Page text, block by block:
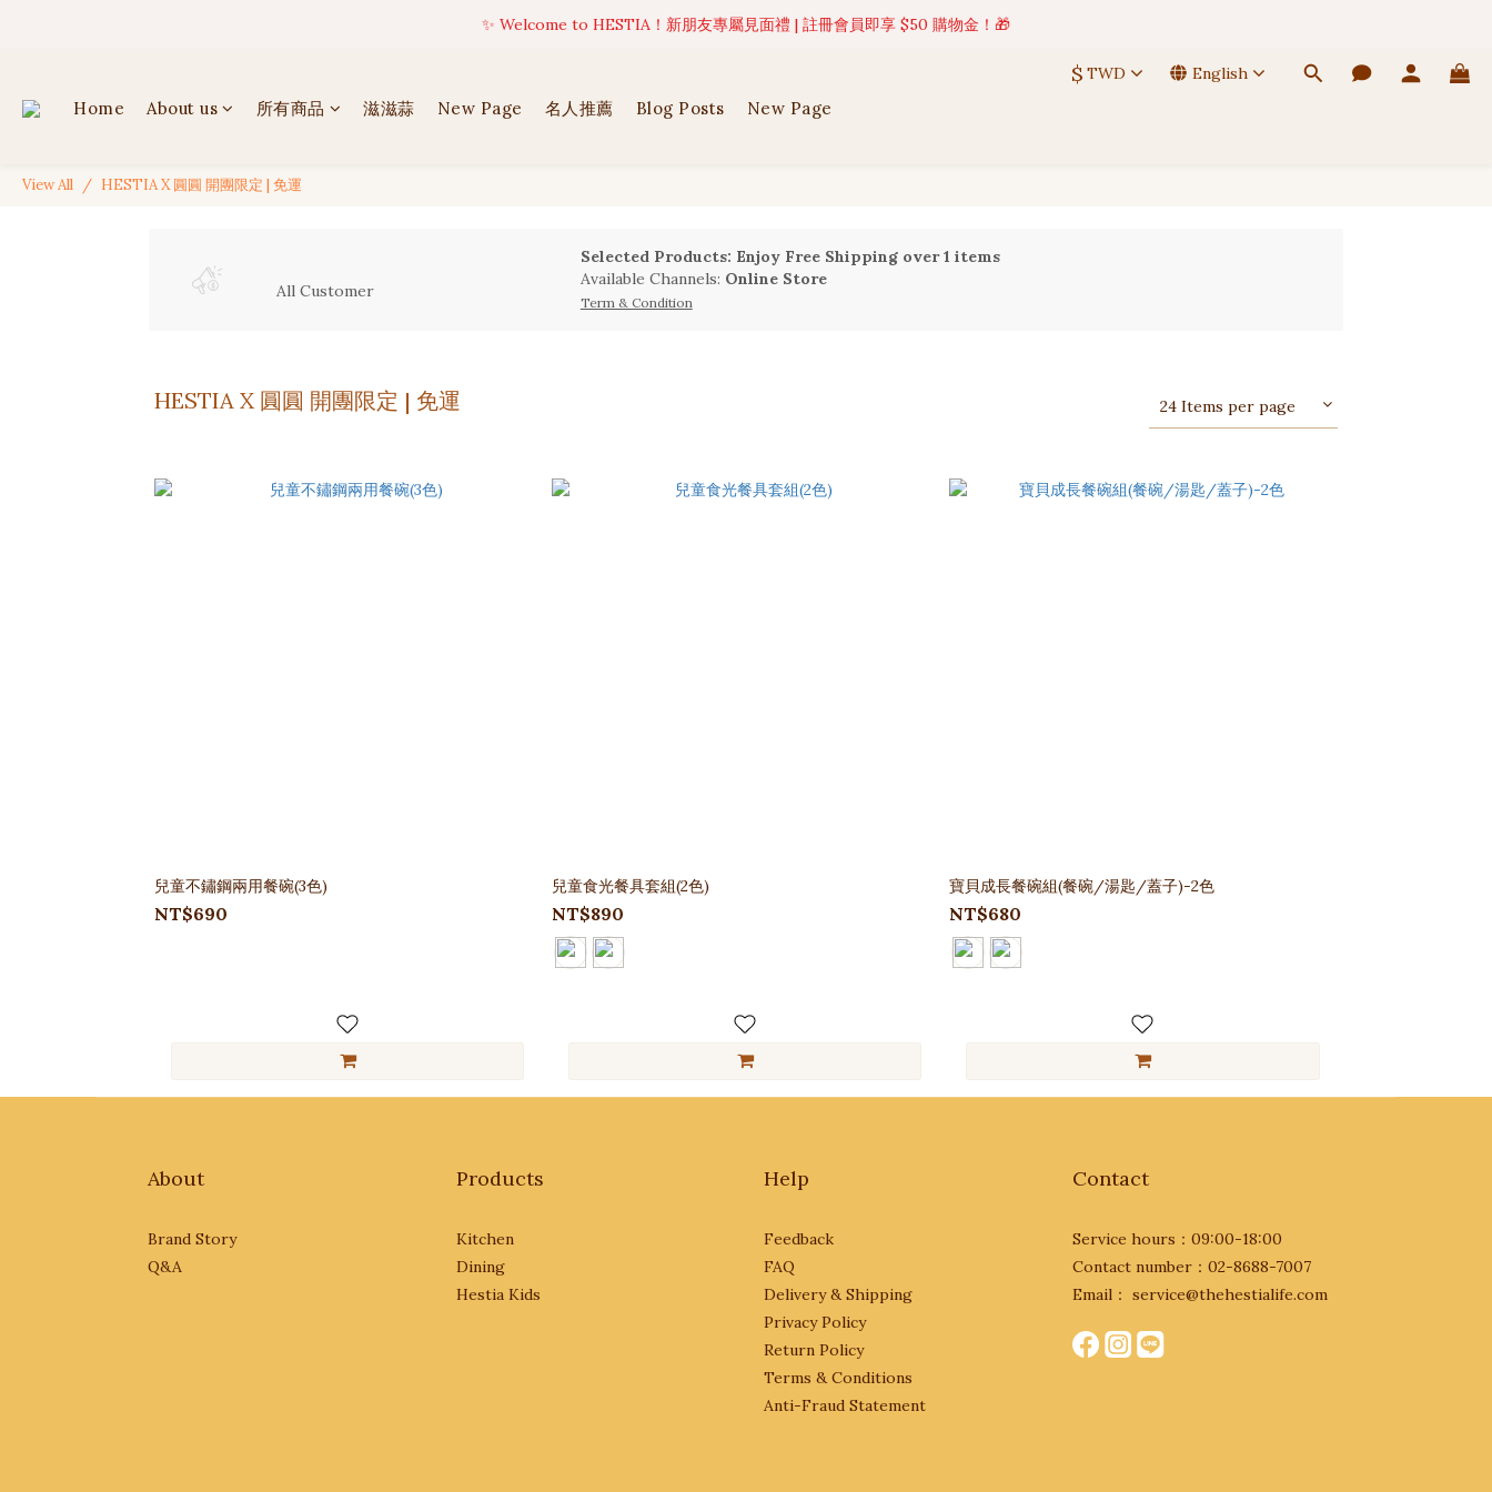
✦ 美好值得等待 | 現貨商品將於訂單成立後1-5個工作天內(不含例假日)完成出貨 🚚
✨ Welcome to HESTIA！新朋友專屬見面禮 | 註冊會員即享 $50 購物金！🎁
✦ 美好值得等待 | 現貨商品將於訂單成立後1-5個工作天內(不含例假日)完成出貨 🚚
$ TWD English
Home About us 所有商品 滋滋蒜 New Page 名人推薦 Blog Posts New Page
View All HESTIA X 圓圓 開團限定 | 免運
All Customer
Selected Products: Enjoy Free Shipping over 1 items
Available Channels: Online Store
Term & Condition
HESTIA X 圓圓 開團限定 | 免運 24 Items per page
兒童不鏽鋼兩用餐碗(3色)
NT$690
兒童食光餐具套組(2色)
NT$890
寶貝成長餐碗組(餐碗/湯匙/蓋子)-2色
NT$680
About
Brand Story
Q&A
Products
Kitchen
Dining
Hestia Kids
Help
Feedback
FAQ
Delivery & Shipping
Privacy Policy
Return Policy
Terms & Conditions
Anti-Fraud Statement
Contact
Service hours：09:00-18:00
Contact number：02-8688-7007
Email： service@thehestialife.com